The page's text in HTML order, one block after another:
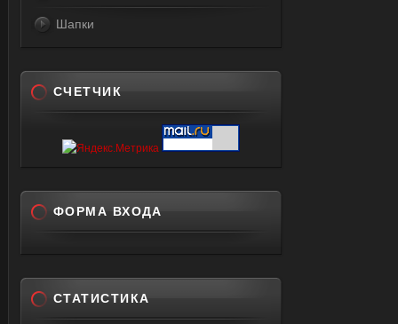
Шапки
СЧЕТЧИК
ФОРМА ВХОДА
СТАТИСТИКА